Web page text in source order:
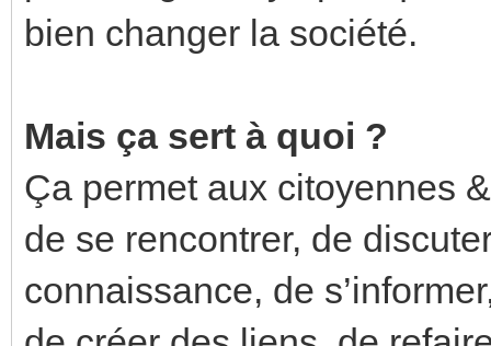
bien changer la société.
Mais ça sert à quoi ?
Ça permet aux citoyennes
de se rencontrer, de
connaissance, de